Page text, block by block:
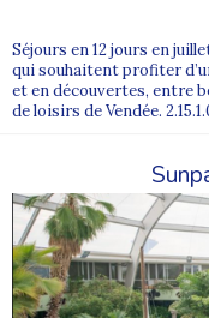
Séjours en 12 jours en
qui souhaitent profiter
et en découvertes, entre
de loisirs de Vendée.